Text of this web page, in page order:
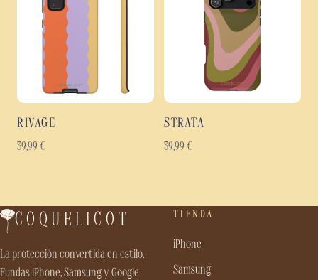
RIVAGE
39,99 €
STRATA
39,99 €
COQUELICOT
La protección convertida en estilo.
Fundas iPhone, Samsung y Google
TIENDA
iPhone
Samsung